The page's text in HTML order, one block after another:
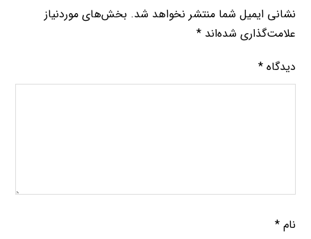
نشانی ایمیل شما منتشر نخواهد شد. بخش‌های موردنیاز
علامت‌گذاری شده‌اند*
دیدگاه*
نام*